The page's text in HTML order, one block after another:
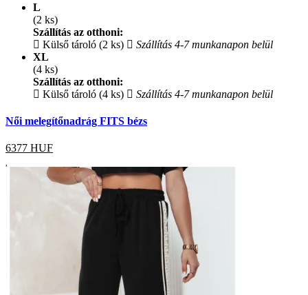
L
(2 ks)
Szállítás az otthoni:
Külső tároló (2 ks)
Szállítás 4-7 munkanapon belül
XL
(4 ks)
Szállítás az otthoni:
Külső tároló (4 ks)
Szállítás 4-7 munkanapon belül
Női melegítőnadrág FITS bézs
6377 HUF